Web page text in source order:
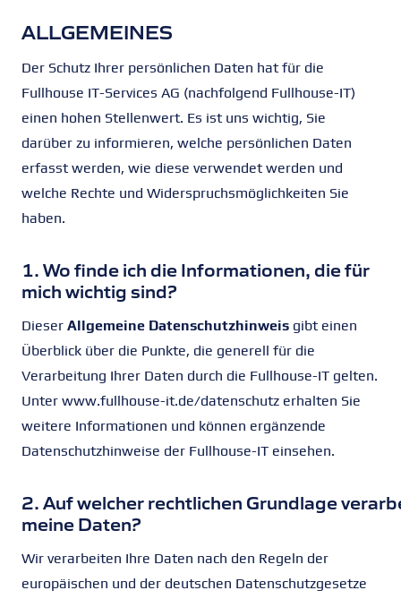
ALLGEMEINES
Der Schutz Ihrer persönlichen Daten hat für die
Fullhouse IT-Services AG (nachfolgend Fullhouse-IT)
einen hohen Stellenwert. Es ist uns wichtig, Sie
darüber zu informieren, welche persönlichen Daten
erfasst werden, wie diese verwendet werden und
welche Rechte und Widerspruchsmöglichkeiten Sie
haben.
1. Wo finde ich die Informationen, die für
mich wichtig sind?
Dieser Allgemeine Datenschutzhinweis gibt einen
Überblick über die Punkte, die generell für die
Verarbeitung Ihrer Daten durch die Fullhouse-IT gelten.
Unter www.fullhouse-it.de/datenschutz erhalten Sie
weitere Informationen und können ergänzende
Datenschutzhinweise der Fullhouse-IT einsehen.
2. Auf welcher rechtlichen Grundlage
meine Daten?
Wir verarbeiten Ihre Daten nach den Regeln der
europäischen und der deutschen Datenschutzgesetze